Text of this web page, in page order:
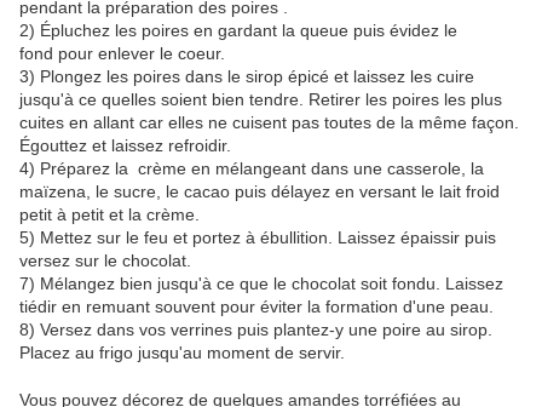
pendant la préparation des poires .
2) Épluchez les poires en gardant la queue puis évidez le
fond pour enlever le coeur.
3) Plongez les poires dans le sirop épicé et laissez les cuire
jusqu'à ce quelles soient bien tendre. Retirer les poires les plus
cuites en allant car elles ne cuisent pas toutes de la même façon.
Égouttez et laissez refroidir.
4) Préparez la crème en mélangeant dans une casserole, la
maïzena, le sucre, le cacao puis délayez en versant le lait froid
petit à petit et la crème.
5) Mettez sur le feu et portez à ébullition. Laissez épaissir puis
versez sur le chocolat.
7) Mélangez bien jusqu'à ce que le chocolat soit fondu. Laissez
tiédir en remuant souvent pour éviter la formation d'une peau.
8) Versez dans vos verrines puis plantez-y une poire au sirop.
Placez au frigo jusqu'au moment de servir.
Vous pouvez décorez de quelques amandes torréfiées au